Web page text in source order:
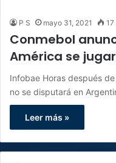
P S mayo 31, 2021 17
Conmebol
América se
Infobae Horas después
no se disputará en
Leer más »